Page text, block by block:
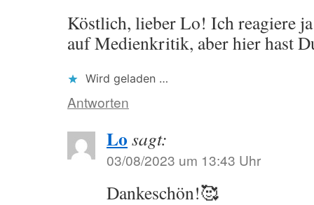
Köstlich, lieber Lo! Ich reagiere
auf Medienkritik, aber hier hast
Wird geladen …
Antworten
Lo sagt:
03/08/2023 um 13:43 Uhr
Dankeschön!🥰